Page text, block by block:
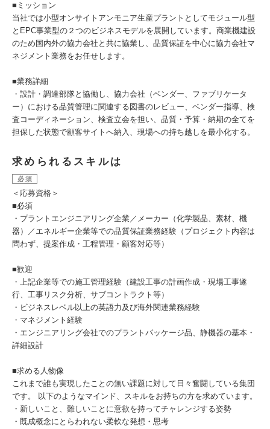
■ミッション
当社では小型オンサイトアンモニア生産プラントとしてモジュール型
とEPC事業型の２つのビジネスモデルを展開しています。商業機建設
のため国内外の協力会社と共に協業し、品質保証を中心に協力会社マ
ネジメント業務をお任せします。
■業務詳細
・設計・調達部隊と協働し、協力会社（ベンダー、ファブリケータ
ー）における品質管理に関連する図書のレビュー、ベンダー指導、検
査コーディネーション、検査立会を担い、品質・予算・納期の全てを
担保した状態で顧客サイトへ納入、現場への持ち越しを最小化する。
求められるスキルは
必須
＜応募資格＞
■必須
・プラントエンジニアリング企業／メーカー（化学製品、素材、機
器）／エネルギー企業等での品質保証業務経験（プロジェクト内容は
問わず、提案作成・工程管理・顧客対応等）
■歓迎
・上記企業等での施工管理経験（建設工事の計画作成・現場工事遂
行、工事リスク分析、サブコントラクト等）
・ビジネスレベル以上の英語力及び海外関連業務経験
・マネジメント経験
・エンジニアリング会社でのプラントパッケージ品、静機器の基本・
詳細設計
■求める人物像
これまで誰も実現したことの無い課題に対して日々奮闘している集団
です。 以下のようなマインド、スキルをお持ちの方を求めています。
・新しいこと、難しいことに意欲を持ってチャレンジする姿勢
・既成概念にとらわれない柔軟な発想・思考